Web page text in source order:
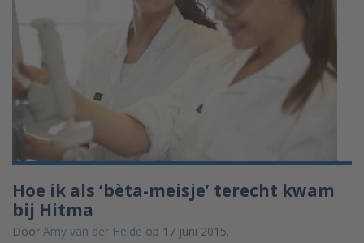
Hoe ik als ‘bèta-meisje’ terecht kwam
bij Hitma
Door Amy van der Heide op 17 juni 2015.